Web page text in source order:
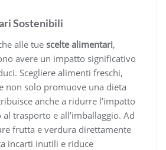
Sostenibili
alle tue scelte alimentari,
avere un impatto significativo
Scegliere alimenti freschi,
non solo promuove una dieta
anche a ridurre l’impatto
trasporto e all’imballaggio. Ad
frutta e verdura direttamente
incarti inutili e riduce